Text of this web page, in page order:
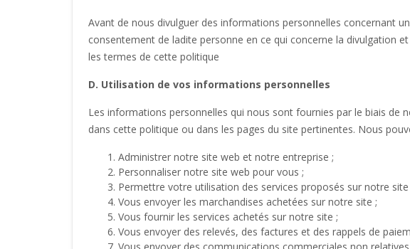
Avant de nous divulguer des informations personnelles concernant
consentement de ladite personne en ce qui concerne la divulgation
les termes de cette politique
D. Utilisation de vos informations personnelles
Les informations personnelles qui nous sont fournies par le biais de
dans cette politique ou dans les pages du site pertinentes. Nous
Administrer notre site web et notre entreprise ;
Personnaliser notre site web pour vous ;
Permettre votre utilisation des services proposés sur notre site
Vous envoyer les marchandises achetées sur notre site ;
Vous fournir les services achetés sur notre site ;
Vous envoyer des relevés, des factures et des rappels de